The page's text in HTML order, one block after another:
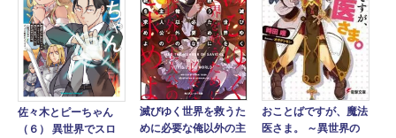
佐々木とピーちゃん
（６） 異世界でスロ
滅びゆく世界を救うた
めに必要な俺以外の主
おことばですが、魔法
医さま。 ～異世界の